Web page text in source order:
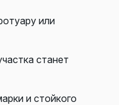
или
станет
и стойкого